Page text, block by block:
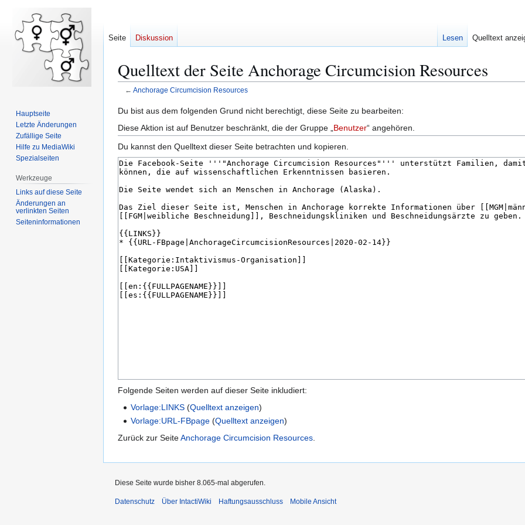
Quelltext der Seite Anchorage Circumcision Resources
← Anchorage Circumcision Resources
Zur
Navigation
springen
Zur
Suche
springen
Du bist aus dem folgenden Grund nicht berechtigt, diese Seite zu bearbeiten:
Diese Aktion ist auf Benutzer beschränkt, die der Gruppe „ Benutzer“ angehören.
Du kannst den Quelltext dieser Seite betrachten und kopieren.
Folgende Seiten werden auf dieser Seite inkludiert:
Vorlage:LINKS (Quelltext anzeigen)
Vorlage:URL-FBpage (Quelltext anzeigen)
Zurück zur SeiteAnchorage Circumcision Resources.
Seite Diskussion Lesen Quelltext
Hauptseite
Letzte Änderungen
Zufällige Seite
Hilfe zu MediaWiki
Spezialseiten
Werkzeuge
Links auf diese Seite
Änderungen an
verlinkten Seiten
Seiten­­informationen
Diese Seite wurde bisher 8.065-mal abgerufen.
Datenschutz Über IntactiWiki Haftungsausschluss Mobile Ansicht